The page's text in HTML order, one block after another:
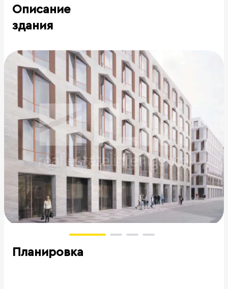
Описание
здания
Планировка